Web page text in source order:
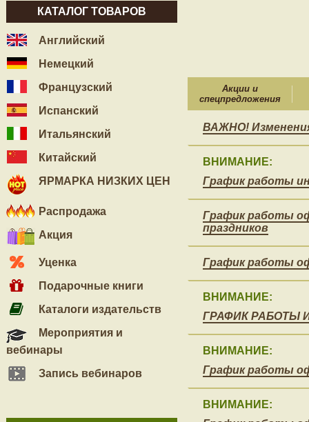
КАТАЛОГ ТОВАРОВ
Английский
Немецкий
Французский
Испанский
Итальянский
Китайский
ЯРМАРКА НИЗКИХ ЦЕН
Распродажа
Акция
Уценка
Подарочные книги
Каталоги издательств
Мероприятия и
вебинары
Запись вебинаров
Акции и
спецпредложения
ВАЖНО!
ВНИМАНИЕ:
График работы
График работы
праздников
График работы
ВНИМАНИЕ:
ГРАФИК РАБОТЫ
ВНИМАНИЕ:
График работы
ВНИМАНИЕ: